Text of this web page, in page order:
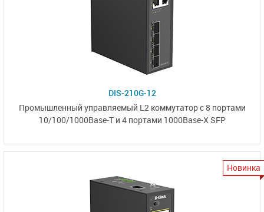
DIS-210G-12
Промышленный управляемый L2 коммутаторс 8 портами
10/100/1000Base-Tи 4 портами 1000Base-X SFP
Новинка